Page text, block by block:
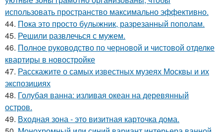
использовать пространство максимально эффективно.
44. Пока это просто булыжник, разрезанный пополам.
45. Решили развлечься с мужем.
46. Полное руководство по черновой и чистовой отделке
квартиры в новостройке
47. Расскажите о самых известных музеях Москвы и их
экспозициях
48. Голубая ванна: изливая океан на деревянный
остров.
49. Входная зона - это визитная карточка дома.